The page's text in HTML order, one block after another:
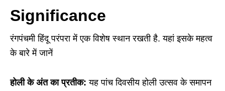
Significance
रंगपंचमी हिंदू परंपरा में एक विशेष स्थान रखती है. यहां इसके महत्व
के बारे में जानें
होली के अंत का प्रतीक: यह पांच दिवसीय होली उत्सव के समापन